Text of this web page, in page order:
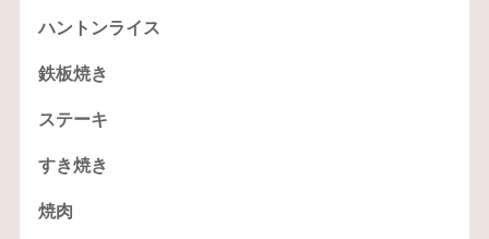
ハントンライス
鉄板焼き
ステーキ
すき焼き
焼肉